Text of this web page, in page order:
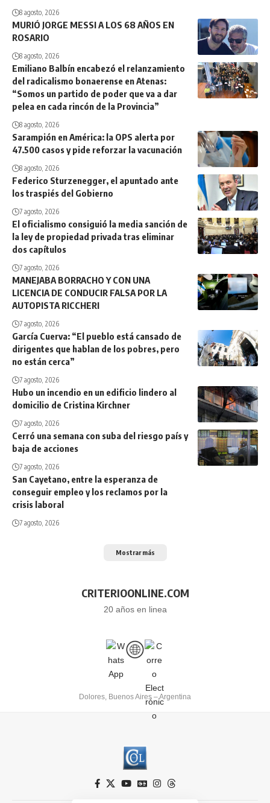
8 agosto, 2026
MURIÓ JORGE MESSI A LOS 68 AÑOS EN
ROSARIO
8 agosto, 2026
Emiliano Balbín encabezó el relanzamiento
del radicalismo bonaerense en Atenas:
“Somos un partido de poder que va a dar
pelea en cada rincón de la Provincia”
8 agosto, 2026
Sarampión en América: la OPS alerta por
47.500 casos y pide reforzar la vacunación
8 agosto, 2026
Federico Sturzenegger, el apuntado ante
los traspiés del Gobierno
7 agosto, 2026
El oficialismo consiguió la media sanción de
la ley de propiedad privada tras eliminar
dos capítulos
7 agosto, 2026
MANEJABA BORRACHO Y CON UNA
LICENCIA DE CONDUCIR FALSA POR LA
AUTOPISTA RICCHERI
7 agosto, 2026
García Cuerva: “El pueblo está cansado de
dirigentes que hablan de los pobres, pero
no están cerca”
7 agosto, 2026
Hubo un incendio en un edificio lindero al
domicilio de Cristina Kirchner
7 agosto, 2026
Cerró una semana con suba del riesgo país y
baja de acciones
7 agosto, 2026
San Cayetano, entre la esperanza de
conseguir empleo y los reclamos por la
crisis laboral
7 agosto, 2026
Mostrar más
CRITERIOONLINE.COM
20 años en linea
Dolores, Buenos Aires – Argentina